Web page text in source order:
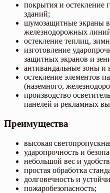
покрытия и
зданий;
шумозащитные экраны
железнодорожных
остекление теплиц,
изготовление
защитных экранов и
антивандальные зоны и
остекление элементов
(наземного,
производство
панелей и рекламных
Преимущества
высокая
ударопрочность и
небольшой вес и
простая обработка
долговечность и
пожаробезопасность;